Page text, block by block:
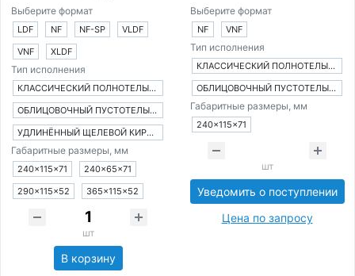
Выберите формат
LDF NF NF-SP
VLDF
VNF
XLDF
Тип исполнения
КЛАССИЧЕСКИЙ ПОЛНОТЕЛЫЙ КИРПИЧ
ОБЛИЦОВОЧНЫЙ ПУСТОТЕЛЫЙ КИРПИЧ
УДЛИНЁННЫЙ ЩЕЛЕВОЙ КИРПИЧ
Габаритные размеры, мм
240×115×71
240×65×71
290×115×52
365×115×52
шт
В корзину
Выберите формат
NF VNF
Тип исполнения
КЛАССИЧЕСКИЙ ПОЛНОТЕЛЫЙ КИРПИЧ
ОБЛИЦОВОЧНЫЙ ПУСТОТЕЛЫЙ КИРПИЧ
Габаритные размеры, мм
240×115×71
шт
Уведомить о поступлении
Цена по запросу